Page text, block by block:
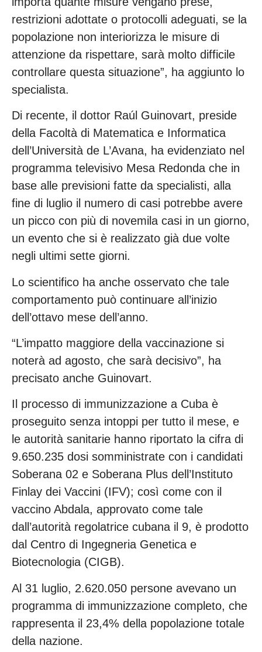
restrizioni adottate o protocolli adeguati, se la
popolazione non interiorizza le misure di
attenzione da rispettare, sarà molto difficile
controllare questa situazione”, ha aggiunto lo
specialista.
Di recente, il dottor Raúl Guinovart, preside
della Facoltà di Matematica e Informatica
dell’Università de L’Avana, ha evidenziato nel
programma televisivo Mesa Redonda che in
base alle previsioni fatte da specialisti, alla
fine di luglio il numero di casi potrebbe avere
un picco con più di novemila casi in un giorno,
un evento che si è realizzato già due volte
negli ultimi sette giorni.
Lo scientifico ha anche osservato che tale
comportamento può continuare all’inizio
dell’ottavo mese dell’anno.
“L’impatto maggiore della vaccinazione si
noterà ad agosto, che sarà decisivo”, ha
precisato anche Guinovart.
Il processo di immunizzazione a Cuba è
proseguito senza intoppi per tutto il mese, e
le autorità sanitarie hanno riportato la cifra di
9.650.235 dosi somministrate con i candidati
Soberana 02 e Soberana Plus dell’Instituto
Finlay dei Vaccini (IFV); così come con il
vaccino Abdala, approvato come tale
dall’autorità regolatrice cubana il 9, è prodotto
dal Centro di Ingegneria Genetica e
Biotecnologia (CIGB).
Al 31 luglio, 2.620.050 persone avevano un
programma di immunizzazione completo, che
rappresenta il 23,4% della popolazione totale
della nazione.